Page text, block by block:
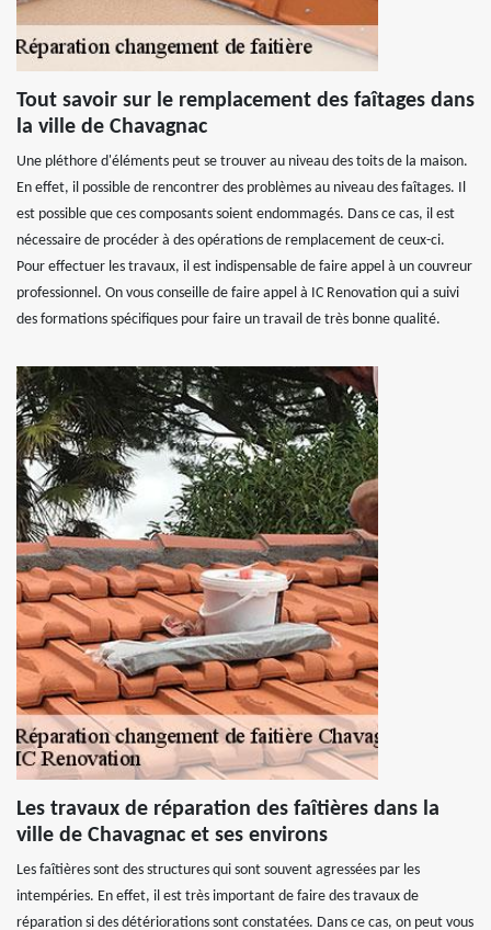
Tout savoir sur le remplacement des faîtages dans
la ville de Chavagnac
Une pléthore d'éléments peut se trouver au niveau des toits de la maison.
En effet, il possible de rencontrer des problèmes au niveau des faîtages. Il
est possible que ces composants soient endommagés. Dans ce cas, il est
nécessaire de procéder à des opérations de remplacement de ceux-ci.
Pour effectuer les travaux, il est indispensable de faire appel à un couvreur
professionnel. On vous conseille de faire appel à IC Renovation qui a suivi
des formations spécifiques pour faire un travail de très bonne qualité.
Les travaux de réparation des faîtières dans la
ville de Chavagnac et ses environs
Les faîtières sont des structures qui sont souvent agressées par les
intempéries. En effet, il est très important de faire des travaux de
réparation si des détériorations sont constatées. Dans ce cas, on peut vous